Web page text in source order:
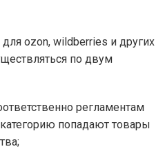
ozon, wildberries и других
по двум
регламентам
попадают товары